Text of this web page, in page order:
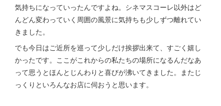
気持ちになっていったんですよね。シネマスコーレ以外はど
んどん変わっていく周囲の風景に気持ちも少しずつ離れてい
きました。
でも今日はご近所を巡って少しだけ挨拶出来て、すごく嬉し
かったです。ここがこれからの私たちの場所になるんだなあ
って思うとほんとじんわりと喜びが沸いてきました。またじ
っくりといろんなお店に伺おうと思います。